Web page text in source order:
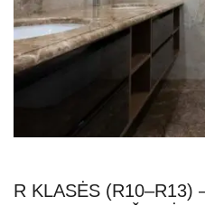
R KLASĖS (R10–R13)